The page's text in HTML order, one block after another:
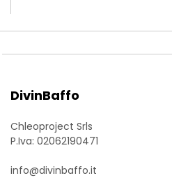
DivinBaffo
Chleoproject Srls
P.Iva: 02062190471
info@divinbaffo.it